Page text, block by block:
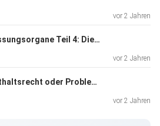
vor 2 Jahren
KtT067: Verfassungsorgane Teil 4: Die Bundesregierung
vor 2 Jahren
KtT065: Aufenthaltsrecht oder Probleme bei der Titelwahl
vor 2 Jahren